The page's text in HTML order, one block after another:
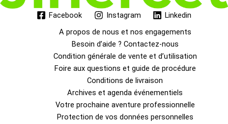
Facebook Instagram
Linkedin
A propos de nous et nos engagements
Besoin d’aide ? Contactez-nous
Condition générale de vente et d’utilisation
Foire aux questions et guide de procédure
Conditions de livraison
Archives et agenda événementiels
Votre prochaine aventure professionnelle
Protection de vos données personnelles